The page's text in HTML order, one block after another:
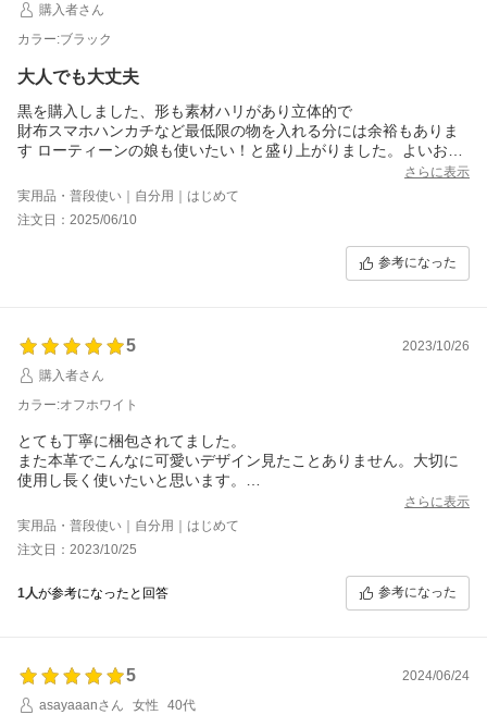
購入者さん
カラー:ブラック
大人でも大丈夫
黒を購入しました、形も素材ハリがあり立体的で
財布スマホハンカチなど最低限の物を入れる分には余裕もありま
す ローティーンの娘も使いたい！と盛り上がりました。よいお買
さらに表示
実用品・普段使い｜自分用｜はじめて
注文日：2025/06/10
参考になった
5
2023/10/26
購入者さん
カラー:オフホワイト
とても丁寧に梱包されてました。
また本革でこんなに可愛いデザイン見たことありません。大切に
使用し長く使いたいと思います。
可愛い新作希望します。
さらに表示
実用品・普段使い｜自分用｜はじめて
注文日：2023/10/25
1人が参考になったと回答 参考になった
5
2024/06/24
asayaaanさん
女性
40代